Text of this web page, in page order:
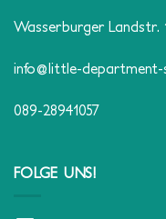
Wasserburger Landstr.
info@little-
089-28941057
FOLGE UNS!